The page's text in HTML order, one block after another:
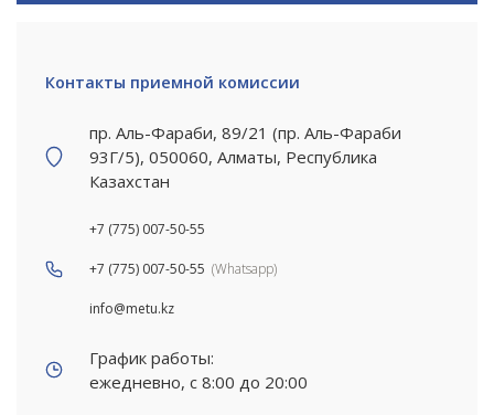
Контакты приемной комиссии
пр. Аль-Фараби, 89/21 (пр. Аль-Фараби
93Г/5), 050060, Алматы, Республика
Казахстан
+7 (775) 007-50-55
+7 (775) 007-50-55 (Whatsapp)
info@metu.kz
График работы:
ежедневно, с 8:00 до 20:00